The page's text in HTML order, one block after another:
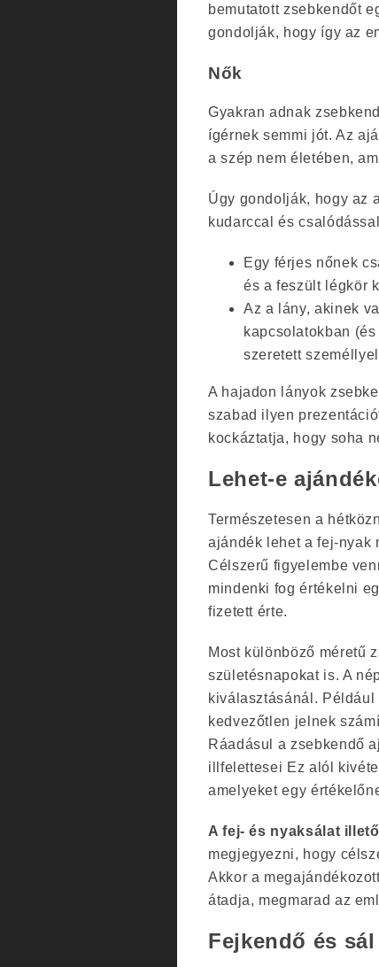
bemutatott zsebkendőt
gondolják, hogy így az
Nők
Gyakran adnak
ígérnek semmi jót. Az
a szép nem életében,
Úgy gondolják, hogy az
kudarccal és
Egy férjes nőnek
és a feszült légkör
Az a lány, akinek
kapcsolatokban
szeretett
A hajadon lányok
szabad ilyen
kockáztatja, hogy soha
Lehet-e
Természetesen a
ajándék lehet a fej-nyak
Célszerű figyelembe
mindenki fog értékelni
fizetett érte.
Most különböző méretű
születésnapokat is. A
kiválasztásánál.
kedvezőtlen jelnek
Ráadásul a zsebkendő
illfelettesei Ez alól
amelyeket egy
A fej- és nyaksálat
megjegyezni, hogy
Akkor a
átadja, megmarad az
Fejkendő és